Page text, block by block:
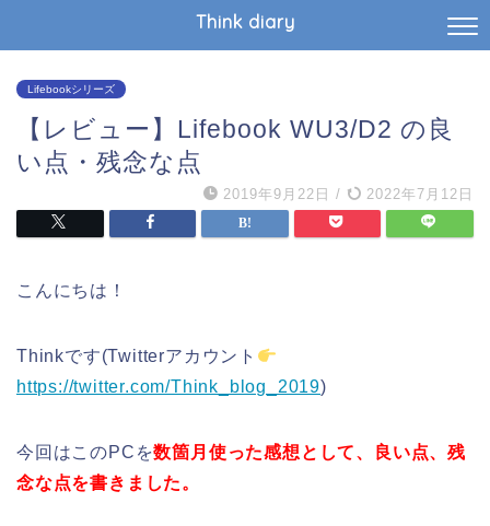
Think diary
Lifebookシリーズ
【レビュー】Lifebook WU3/D2 の良
い点・残念な点
2019年9月22日 / 2022年7月12日
こんにちは！
Thinkです(Twitterアカウント
https://twitter.com/Think_blog_2019)
今回はこのPCを数箇月使った感想として、良い点、残
念な点を書きました。